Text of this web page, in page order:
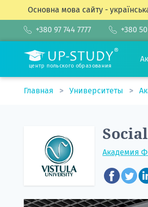
Основна мова сайту -
+380 97 744 7777 +380
центр польского образования
Главная Университеты
Академия